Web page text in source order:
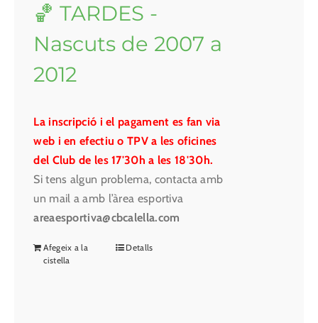
🏀 TARDES -
Nascuts de 2007 a
2012
La inscripció i el pagament es fan via
web i en efectiu o TPV a les oficines
del Club de les 17'30h a les 18'30h.
Si tens algun problema, contacta amb
un mail a amb l’àrea esportiva
areaesportiva@cbcalella.com
Afegeix a la
cistella
Detalls